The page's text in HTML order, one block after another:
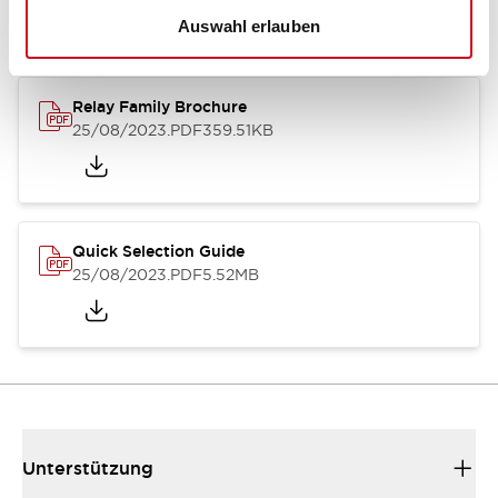
Auswahl erlauben
Relay Family Brochure
25/08/2023.PDF359.51KB
Quick Selection Guide
25/08/2023.PDF5.52MB
Unterstützung